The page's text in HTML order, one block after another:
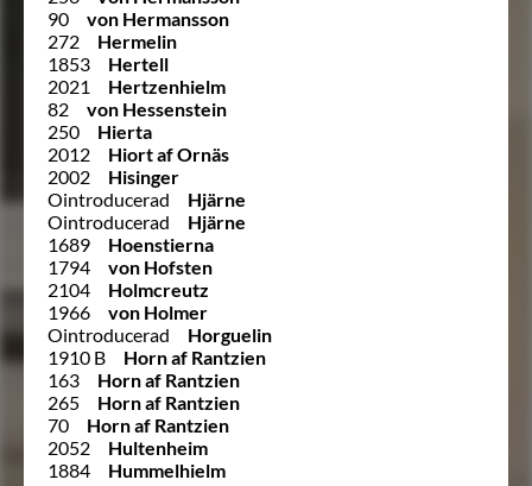
90
von Hermansson
272
Hermelin
1853
Hertell
2021
Hertzenhielm
82
von Hessenstein
250
Hierta
2012
Hiort af Ornäs
2002
Hisinger
Ointroducerad
Hjärne
Ointroducerad
Hjärne
1689
Hoenstierna
1794
von Hofsten
2104
Holmcreutz
1966
von Holmer
Ointroducerad
Horguelin
1910 B
Horn af Rantzien
163
Horn af Rantzien
265
Horn af Rantzien
70
Horn af Rantzien
2052
Hultenheim
1884
Hummelhielm